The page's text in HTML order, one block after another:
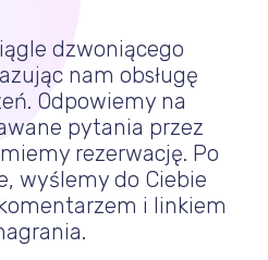
dzwoniącego
nam obsługę
Odpowiemy na
pytania przez
rezerwację. Po
wyślemy do Ciebie
i linkiem